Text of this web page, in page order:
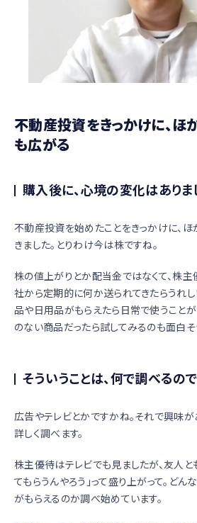
不動産投資をきっかけに、
も広がる
購入後に、心境の変化はありま
不動産投資を始めたことをきっかけに、
きました。とりわけ今は株ですね。
株の値上がりとか配当金ではなくて、株主
社から定期的に何か送られてきたらうれし
品や日用品がもらえたら日常で使うことが
のない商品だったら試してみるのも面白そ
そういうことは、何で調べるので
広告やテレビとかですかね。それで興味が
詳しく調べます。
株主優待はテレビでも見ましたが、友人と
てもらうんやろう」って盛り上がって。ど
がもらえるのか調べ始めています。